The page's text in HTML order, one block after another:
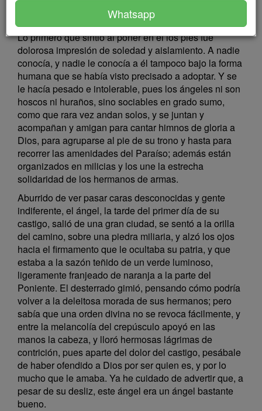
pausado y seguro descendió a nuestro planeta.
Lo primero que sintió al poner en él los pies fue
dolorosa impresión de soledad y aislamiento. A nadie
conocía, y nadie le conocía a él tampoco bajo la forma
humana que se había visto precisado a adoptar. Y se
le hacía pesado e intolerable, pues los ángeles ni son
hoscos ni huraños, sino sociables en grado sumo,
como que rara vez andan solos, y se juntan y
acompañan y amigan para cantar himnos de gloria a
Dios, para agruparse al pie de su trono y hasta para
recorrer las amenidades del Paraíso; además están
organizados en milicias y los une la estrecha
solidaridad de los hermanos de armas.
Aburrido de ver pasar caras desconocidas y gente
indiferente, el ángel, la tarde del primer día de su
castigo, salió de una gran ciudad, se sentó a la orilla
del camino, sobre una piedra miliaria, y alzó los ojos
hacia el firmamento que le ocultaba su patria, y que
estaba a la sazón teñido de un verde luminoso,
ligeramente franjeado de naranja a la parte del
Poniente. El desterrado gimió, pensando cómo podría
volver a la deleitosa morada de sus hermanos; pero
sabía que una orden divina no se revoca fácilmente, y
entre la melancolía del crepúsculo apoyó en las
manos la cabeza, y lloró hermosas lágrimas de
contrición, pues aparte del dolor del castigo, pesábale
de haber ofendido a Dios por ser quien es, y por lo
mucho que le amaba. Ya he cuidado de advertir que, a
pesar de su desliz, este ángel era un ángel bastante
bueno.
Whatsapp